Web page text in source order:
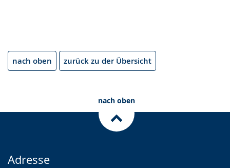
nach oben zurück zu der Übersicht
nach oben
Adresse